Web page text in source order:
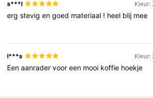
s***l Kleur:
ergstevigengoed materiaal ! heel blij mee
l***s Kleur:
Eenaanradervooreen mooi koffie hoekje